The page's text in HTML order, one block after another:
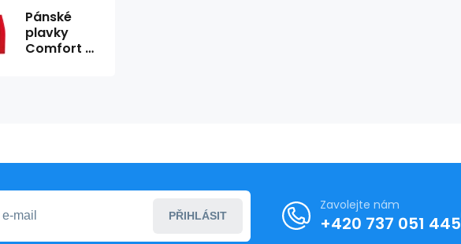
Pánské
plavky
Comfort 2
PŘIHLÁSIT
Zavolejte nám
+420 737 051 445